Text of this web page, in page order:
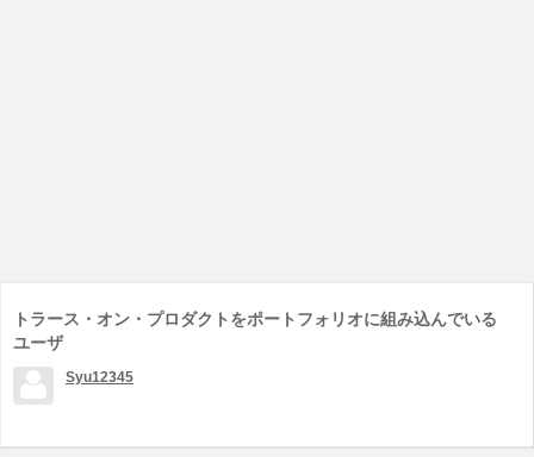
トラース・オン・プロダクトをポートフォリオに組み込んでいる
ユーザ
Syu12345